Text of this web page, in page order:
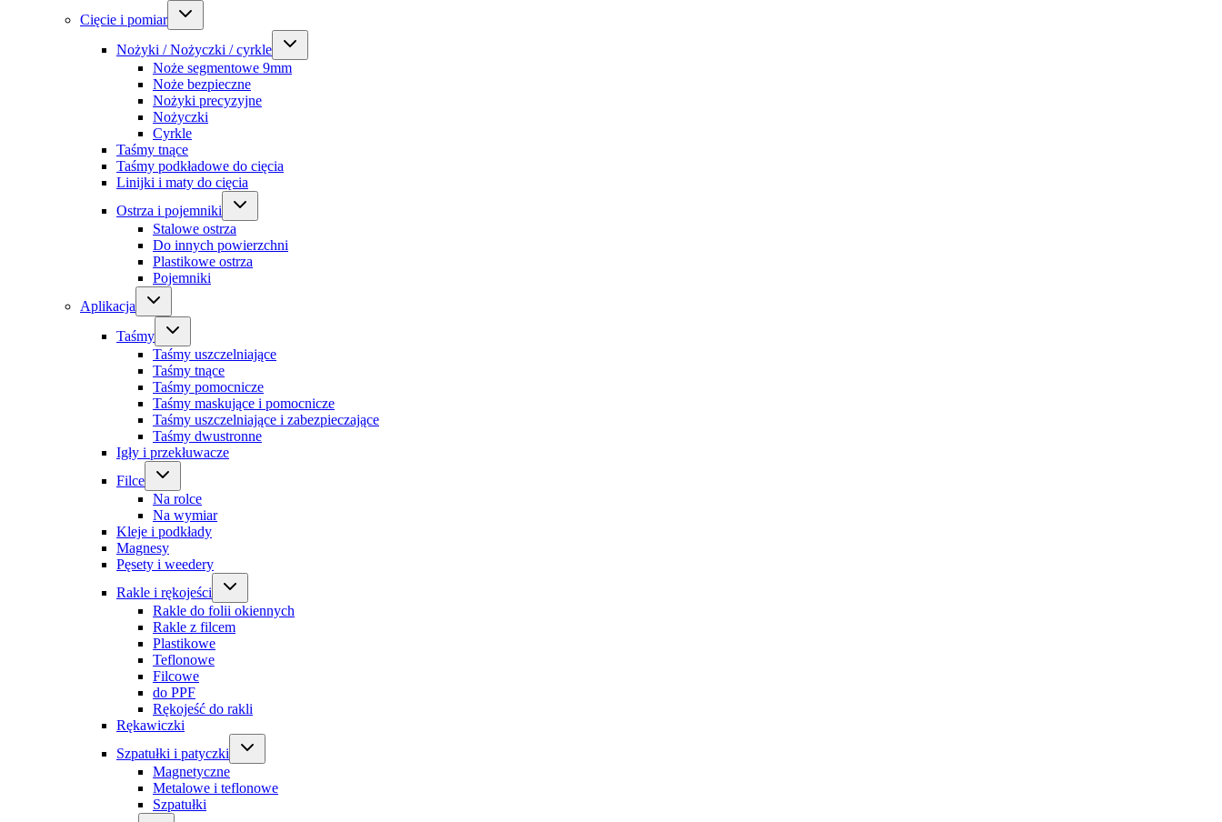
Cięcie i pomiar
Nożyki / Nożyczki / cyrkle
Noże segmentowe 9mm
Noże bezpieczne
Nożyki precyzyjne
Nożyczki
Cyrkle
Taśmy tnące
Taśmy podkładowe do cięcia
Linijki i maty do cięcia
Ostrza i pojemniki
Stalowe ostrza
Do innych powierzchni
Plastikowe ostrza
Pojemniki
Aplikacja
Taśmy
Taśmy uszczelniające
Taśmy tnące
Taśmy pomocnicze
Taśmy maskujące i pomocnicze
Taśmy uszczelniające i zabezpieczające
Taśmy dwustronne
Igły i przekłuwacze
Filce
Na rolce
Na wymiar
Kleje i podkłady
Magnesy
Pęsety i weedery
Rakle i rękojeści
Rakle do folii okiennych
Rakle z filcem
Plastikowe
Teflonowe
Filcowe
do PPF
Rękojeść do rakli
Rękawiczki
Szpatułki i patyczki
Magnetyczne
Metalowe i teflonowe
Szpatułki